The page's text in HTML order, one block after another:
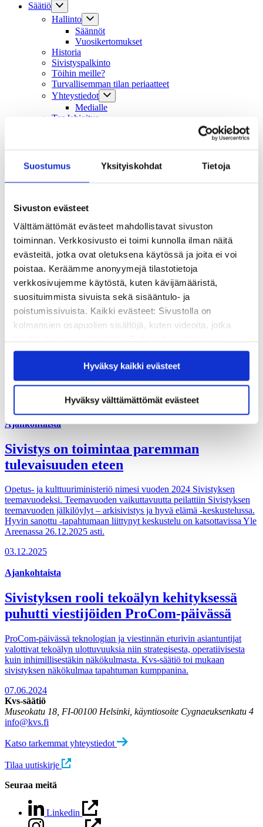
Suostumus Yksityiskohdat Tietoja
Sivuston evästeet
Välttämättömät evästeet mahdollistavat sivuston
toiminnan. Verkkosivusto ei toimi kunnolla ilman näitä
evästeitä, jotka ovat oletuksena käytössä ja joita ei voi
poistaa. Keräämme anonyymejä tilastotietoja
verkkosivujemme käytöstä, kuten kävijämääristä,
suosituimmista sivuista sekä sisääntulo- ja
poistumissivuista. Kaikki evästeet: Sivustolla on
kolmansien osapuolien sisältöjä, kuten videoita, jotka
saattaa estää näiden sisältöjen näkymisen.
Hyväksymällä kaikki evästeet varmistat, että kaikki
sisältö on käytettävissäsi.
Hyväksy kaikki evästeet
Hyväksy välttämättömät evästeet
Säätiö
Hallinto
Säännöt
Vuosikertomukset
Historia
Sivistyspalkinto
Töihin meille?
Turvallisemman tilan periaatteet
Yhteystiedot
Medialle
Tee lahjoitus
Tilaa uutiskirje
Ajankohtaista
Vuoden tiedeartikkeli korostaa
tekstitaitojen merkitystä osallisuudelle –
Aikuiskasvatus-tiedelehti palkitsi Mari
Digitaalisuus lisää aikuisten osallisuutta vain, jos heidän
tekstitaitojaan tuetaan ja kehitetään riittävästi digitaalisiin
ympäristöihin, toteavat palkitun tiedeartikkelin kirjoittajat.
Ajankohtaista
Sivistys on toimintaa paremman
tulevaisuuden eteen
Opetus- ja kulttuuriministeriö nimesi vuoden 2024 Sivistyksen
teemavuodeksi. Teemavuoden vaikuttavuutta peilattiin Sivistyksen
teemavuoden jälkilöylyt – arkisivistys ja hyvä elämä -keskustelussa.
Hyvin sanottu -tapahtumaan liittynyt keskustelu on katsottavissa Yle
Areenassa 26.12.2025 asti.
03.12.2025
Ajankohtaista
Sivistyksen rooli tekoälyn kehityksessä
puhutti viestijöiden ProCom-päivässä
ProCom-päivässä teknologian ja viestinnän eturivin asiantuntijat
valottivat tekoälyn ulottuvuuksia niin strategisesta, operatiivisesta
kuin inhimillisestäkin näkökulmasta. Kvs-säätiö toi mukaan
sivistyksen näkökulmaa tapahtuman kumppanina.
07.06.2024
Kvs-säätiö
Museokatu 18, FI-00100 Helsinki, käyntiosoite Cygnaeuksenkatu 4
info@kvs.fi
Katso tarkemmat yhteystiedot
Tilaa uutiskirje
Seuraa meitä
Linkedin